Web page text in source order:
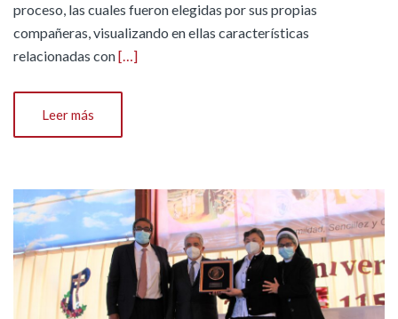
proceso, las cuales fueron elegidas por sus propias
compañeras, visualizando en ellas características
relacionadas con[…]
Leer más